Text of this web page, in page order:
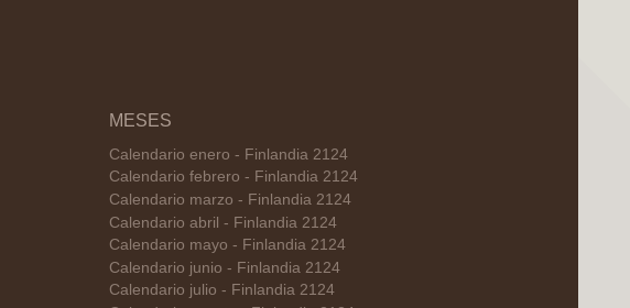
MESES
Calendario enero - Finlandia 2124
Calendario febrero - Finlandia 2124
Calendario marzo - Finlandia 2124
Calendario abril - Finlandia 2124
Calendario mayo - Finlandia 2124
Calendario junio - Finlandia 2124
Calendario julio - Finlandia 2124